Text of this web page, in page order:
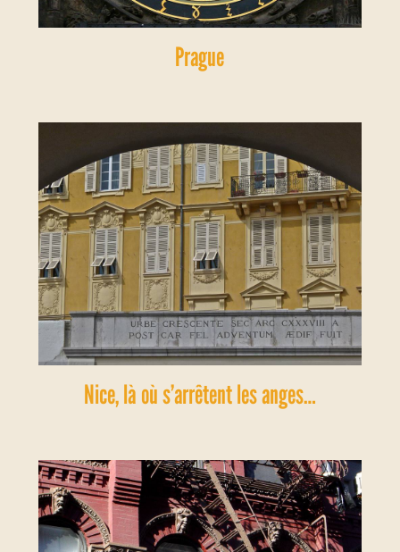
Prague
Nice, là où s’arrêtent les anges…